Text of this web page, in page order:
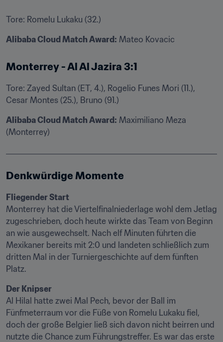
Tore: Romelu Lukaku (32.)
Alibaba Cloud Match Award: Mateo Kovacic
Monterrey - Al Al Jazira 3:1
Tore: Zayed Sultan (ET, 4.), Rogelio Funes Mori (11.),
Cesar Montes (25.), Bruno (91.)
Alibaba Cloud Match Award: Maximiliano Meza
(Monterrey)
Denkwürdige Momente
Monterrey hat die Viertelfinalniederlage wohl dem Jetlag
zugeschrieben, doch heute wirkte das Team von Beginn
an wie ausgewechselt. Nach elf Minuten führten die
Mexikaner bereits mit 2:0 und landeten schließlich zum
dritten Mal in der Turniergeschichte auf dem fünften
Platz.
Al Hilal hatte zwei Mal Pech, bevor der Ball im
Fünfmeterraum vor die Füße von Romelu Lukaku fiel,
doch der große Belgier ließ sich davon nicht beirren und
nutzte die Chance zum Führungstreffer. Es war das erste